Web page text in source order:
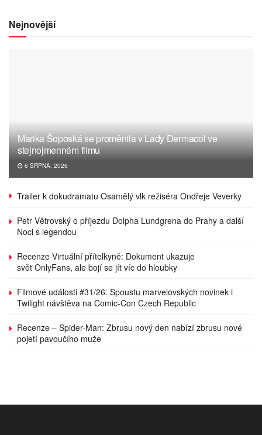
Nejnovější
Marika Šoposká se proměnila v Lady Dermacol ve
stejnojmenném filmu
6 SRPNA, 2026
Trailer k dokudramatu Osamělý vlk režiséra Ondřeje Veverky
Petr Větrovský o příjezdu Dolpha Lundgrena do Prahy a další
Noci s legendou
Recenze Virtuální přítelkyně: Dokument ukazuje
svět OnlyFans, ale bojí se jít víc do hloubky
Filmové události #31/26: Spoustu marvelovských novinek i
Twilight návštěva na Comic-Con Czech Republic
Recenze – Spider-Man: Zbrusu nový den nabízí zbrusu nové
pojetí pavoučího muže